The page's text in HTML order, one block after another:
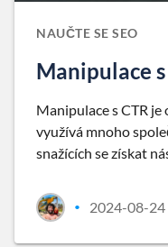
NAUČTE SE SEO
Manipulace
Manipulace s CTR
využívá mnoho
snažících se získat
• 2024-08-24